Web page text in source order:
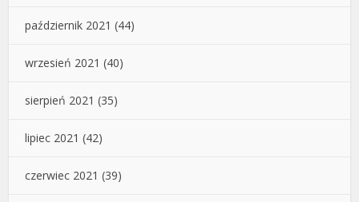
październik 2021 (44)
wrzesień 2021 (40)
sierpień 2021 (35)
lipiec 2021 (42)
czerwiec 2021 (39)